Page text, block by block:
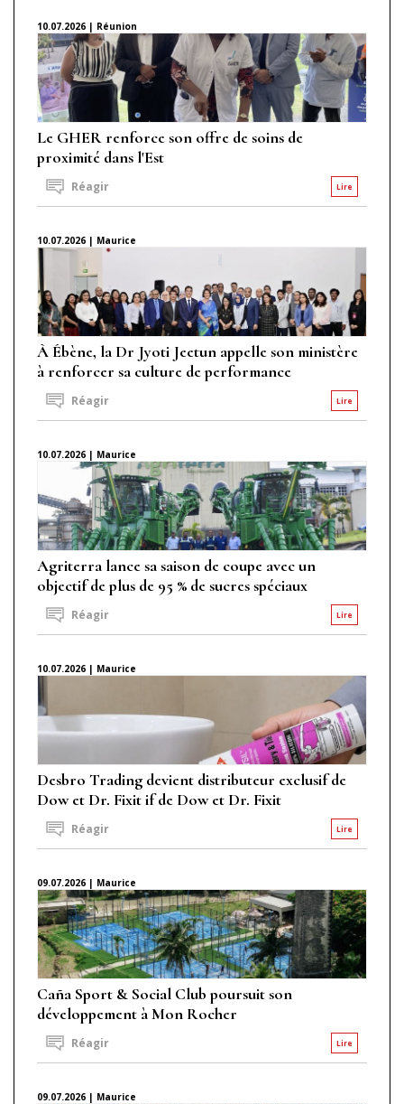
10.07.2026 | Réunion
Le GHER renforce son offre de soins de
proximité dans l'Est
Lire
Réagir
10.07.2026 | Maurice
À Ébène, la Dr Jyoti Jeetun appelle son ministère
à renforcer sa culture de performance
Lire
Réagir
10.07.2026 | Maurice
Agriterra lance sa saison de coupe avec un
objectif de plus de 95 % de sucres spéciaux
Lire
Réagir
10.07.2026 | Maurice
Desbro Trading devient distributeur exclusif de
Dow et Dr. Fixit if de Dow et Dr. Fixit
Lire
Réagir
09.07.2026 | Maurice
Caña Sport & Social Club poursuit son
développement à Mon Rocher
Lire
Réagir
09.07.2026 | Maurice